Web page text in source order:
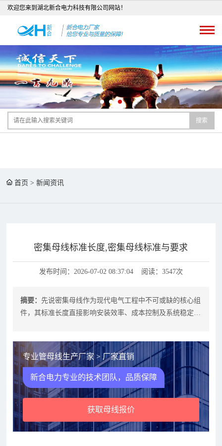
欢迎您来到湖北新合电力科技有限公司网站！
搜索
首页 >新闻资讯
密集母线标准长度,密集母线标准与要求
发布时间：2026-07-02 08:37:04 阅读：3547次
摘要：先说密集母线作为现代电气工程中不可或缺的核心组
件，其标准长度直接影响安装效率、成本控制及系统稳定
专业管母线生产厂家 > 厂家直销
新合电力专业的技术团队，品质保障
获取母线报价